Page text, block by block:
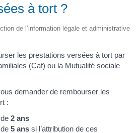
à tort ?
de l’information légale et administrative
les prestations versées à tort par
(Caf) ou la Mutualité sociale
demander de rembourser les
:
2 ans
5 ans si l’attribution de ces